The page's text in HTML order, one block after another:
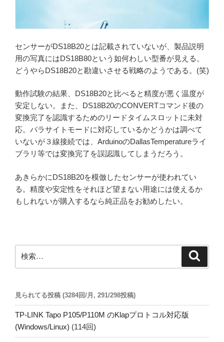
センサーがDS18B20とは記載されていないが、製品説明
用の写真にはDS18B80という如何わしい型番が見える。
どうやらDS18B20と勘違いさせる戦略のようである。(笑)
動作試験の結果、DS18B20と比べると精度が悪く温度が
安定しない。また、DS18B20のCONVERTコマンド後の
変換完了を認識するためのリードタイムスロットに未対
応。パラサイトモードに対応しているかどうかは調べて
いないが３線接続では、ArduinoのDallasTemperatureライ
ブラリ等では変換完了を誤認識してしまうだろう。
あきらかにDS18B20を模倣したセンサーが使われてい
る。精度や安定性をそれほど望まない用途には使えるか
もしれないが購入するなら純正品をお勧めしたい。
索:
見られてる投稿 (3284回/月, 291/298投稿)
TP-LINK Tapo P105/P110M のKlapプロトコル対応版
(Windows/Linux) (114回)